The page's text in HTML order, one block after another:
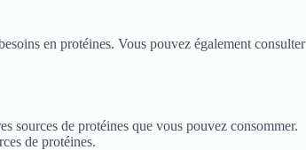
en protéines. Vous pouvez également consulter
sources de protéines que vous pouvez consommer.
de protéines.